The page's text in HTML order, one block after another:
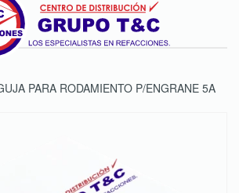
PARA RODAMIENTO P/ENGRANE 5A